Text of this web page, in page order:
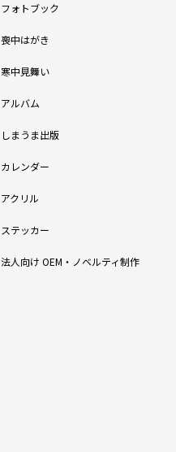
フォトブック
喪中はがき
寒中見舞い
アルバム
しまうま出版
カレンダー
アクリル
ステッカー
法人向け OEM・ノベルティ制作